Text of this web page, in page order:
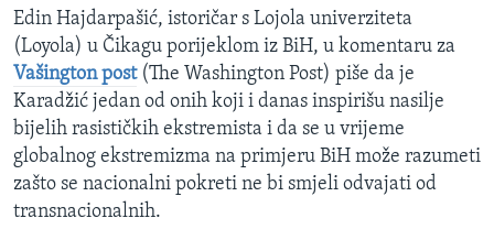
Edin Hajdarpašić, istoričar s Lojola univerziteta
(Loyola) u Čikagu porijeklom iz BiH, u komentaru za
Vašington post(The Washington Post) piše da je
Karadžić jedan od onih koji i danas inspirišu nasilje
bijelih rasističkih ekstremista i da se u vrijeme
globalnog ekstremizma na primjeru BiH može razumeti
zašto se nacionalni pokreti ne bi smjeli odvajati od
transnacionalnih.